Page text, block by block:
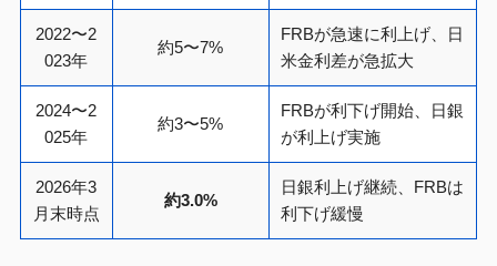
2022〜2
023年
約5〜7%
FRBが急速に利上げ、日
米金利差が急拡大
2024〜2
025年
約3〜5%
FRBが利下げ開始、日銀
が利上げ実施
2026年3
月末時点
約3.0%
日銀利上げ継続、FRBは
利下げ緩慢